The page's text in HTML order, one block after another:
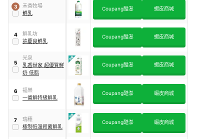
3
禾香牧場
鮮乳
Coupang酷澎 蝦皮商城
4
鮮乳坊
許慶良鮮乳
Coupang酷澎 蝦皮商城
5
光泉
乳香世家 超優質鮮
奶 低脂
Coupang酷澎 蝦皮商城
6
福樂
一番鮮特級鮮乳
Coupang酷澎 蝦皮商城
7
瑞穗
極制低溫殺菌鮮乳
Coupang酷澎 蝦皮商城